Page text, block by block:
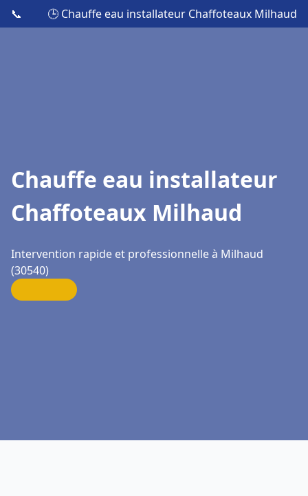
📞 🕒 Chauffe eau installateur Chaffoteaux Milhaud
Chauffe eau installateur
Chaffoteaux Milhaud
Intervention rapide et professionnelle à Milhaud
(30540)